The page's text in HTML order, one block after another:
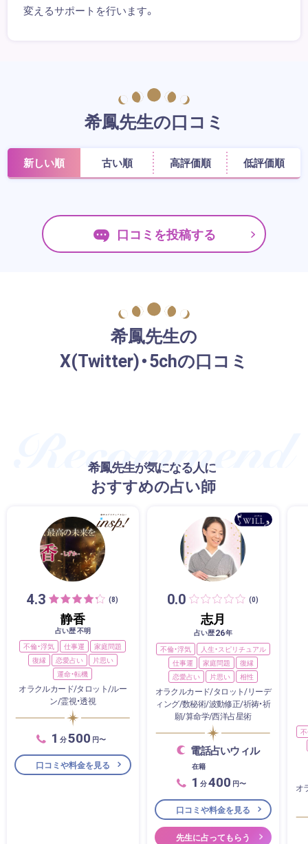
変えるサポートを行います。
希鳳先生の口コミ
新しい順 古い順 高評価順 低評価順
口コミを投稿する
希鳳先生の
X(Twitter)・5chの口コミ
希鳳先生が気になる人に
おすすめの占い師
4.3 (8)
静香
占い歴 不明
不倫・浮気
仕事運
家庭問題
復縁
恋愛占い
片思い
運命・転機
オラクルカード/タロット/ルー
ン/霊視・透視
1 分500 円〜
口コミや料金を見る
0.0 (0)
志月
占い歴26年
不倫・浮気
人生・スピリチュアル
仕事運
家庭問題
復縁
恋愛占い
片思い 相性
オラクルカード/タロット/リーデ
ィング/数秘術/波動修正/祈祷・祈
願/算命学/西洋占星術
電話占いウィル
在籍
1 分400 円〜
口コミや料金を見る
先生に占ってもらう
オ